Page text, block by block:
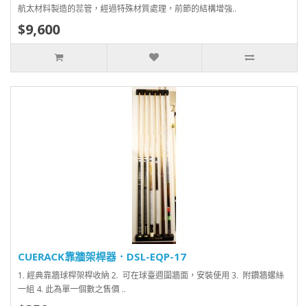
航太材料製造的蕊管，經過特殊材質處理，前節的結構增強..
$9,600
CUERACK靠牆架桿器．DSL-EQP-17
1. 經典靠牆球桿架桿收納 2. 可在球臺週圍牆面，安裝使用 3. 附鑽牆螺絲
一組 4. 此為單一個數之售價 ..